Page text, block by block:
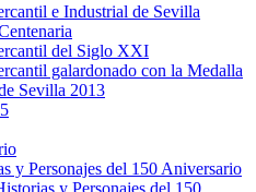
e Industrial de Sevilla
del Siglo XXI
galardonado con la Medalla
Sevilla 2013
y Personajes del 150 Aniversario
y Personajes del 150